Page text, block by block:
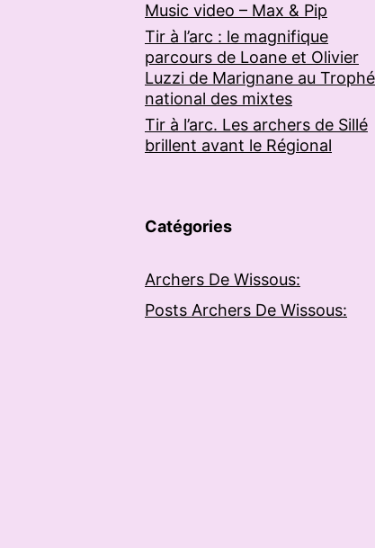
Music video – Max & Pip
Tir à l’arc : le magnifique
parcours de Loane et Olivier
Luzzi de Marignane au
national des mixtes
Tir à l’arc. Les archers de Sillé
brillent avant le Régional
Catégories
Archers De Wissous:
Posts Archers De Wissous: